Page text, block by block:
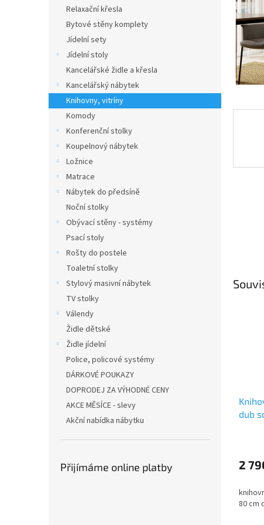
Relaxační křesla
Bytové stěny komplety
Jídelní sety
Jídelní stoly
Kancelářské židle a křesla
Kancelářský nábytek
Knihovny, vitríny
Komody
Konferenční stolky
Koupelnový nábytek
Ložnice
Matrace
Nábytek do předsíně
Noční stolky
Obývací stěny - systémy
Psací stoly
Rošty do postele
Toaletní stolky
Stylový masivní nábytek
TV stolky
Válendy
Židle dětské
Židle jídelní
Police, policové systémy
DÁRKOVÉ POUKAZY
DOPRODEJ ZA VÝHODNÉ CENY
AKCE MĚSÍCE - slevy
Akční nabídka nábytku
Přijímáme online platby
dub
2
80 cm